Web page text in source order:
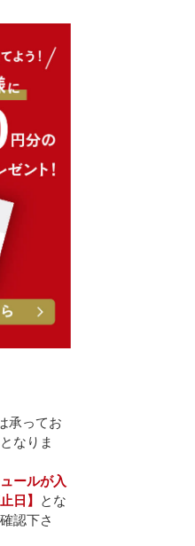
承ってお
なりま
ールが入
日】
とな
認下さ